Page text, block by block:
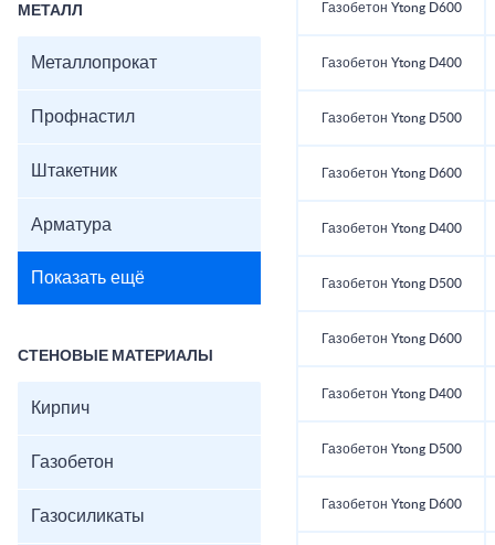
МЕТАЛЛ
Металлопрокат
Профнастил
Штакетник
Арматура
Показать ещё
СТЕНОВЫЕ МАТЕРИАЛЫ
Кирпич
Газобетон
Газосиликаты
Газобетон Ytong D600
Газобетон Ytong D400
Газобетон Ytong D500
Газобетон Ytong D600
Газобетон Ytong D400
Газобетон Ytong D500
Газобетон Ytong D600
Газобетон Ytong D400
Газобетон Ytong D500
Газобетон Ytong D600